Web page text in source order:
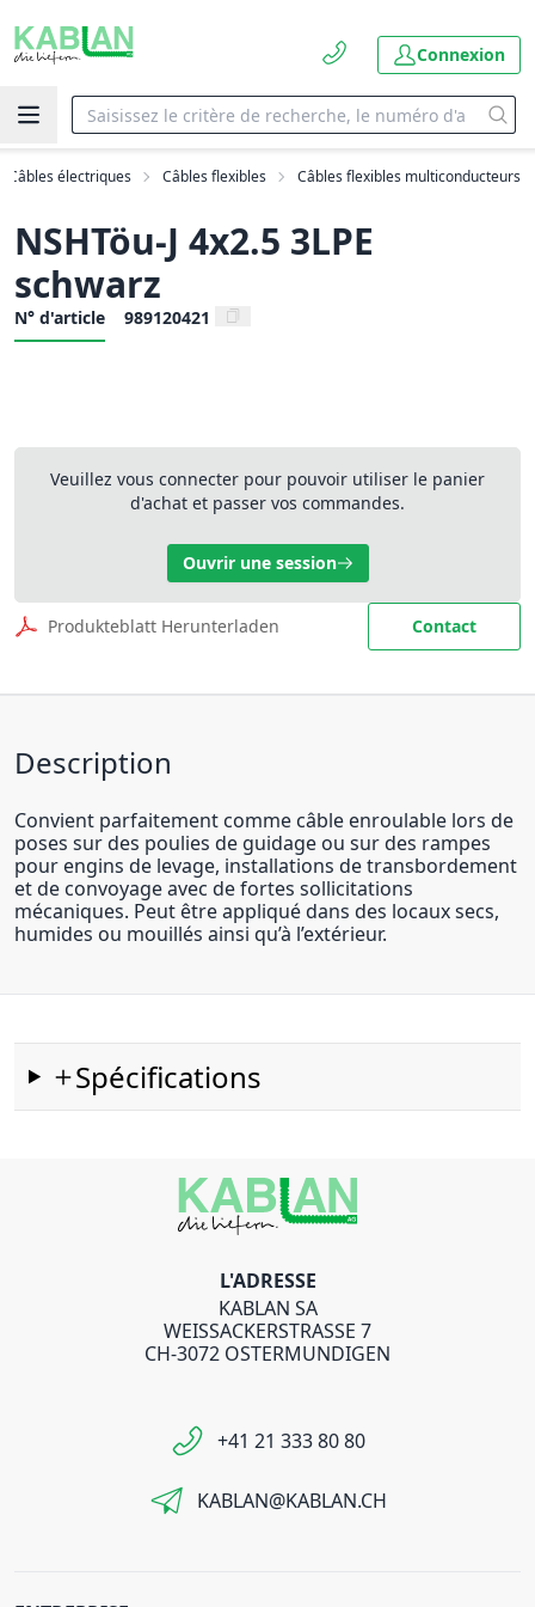
Connexion
Câbles électriques Câbles flexibles Câbles flexibles multiconducteurs
NSHTöu-J 4x2.5 3LPE
schwarz
N° d'article 989120421
Veuillez vous connecter pour pouvoir utiliser le panier
d'achat et passer vos commandes.
Ouvrir une session
Produkteblatt Herunterladen Contact
Description
Convient parfaitement comme câble enroulable lors de
poses sur des poulies de guidage ou sur des rampes
pour engins de levage, installations de transbordement
et de convoyage avec de fortes sollicitations
mécaniques. Peut être appliqué dans des locaux secs,
humides ou mouillés ainsi qu’à l’extérieur.
Spécifications
L'ADRESSE
KABLAN SA
WEISSACKERSTRASSE 7
CH-3072 OSTERMUNDIGEN
+41 21 333 80 80
KABLAN@KABLAN.CH